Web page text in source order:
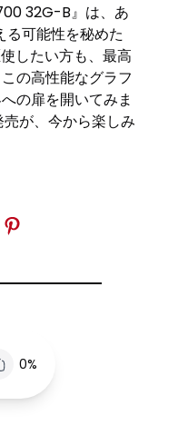
32G-B』は、あ
る可能性を秘めた
したい方も、最高
の高性能なグラフ
の扉を開いてみま
が、今から楽しみ
on Threads
Share on Pinterest
0%